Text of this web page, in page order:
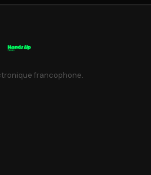
francophone.